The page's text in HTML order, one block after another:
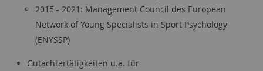
2015 - 2021: Management Council des European
Network of Young Specialists in Sport Psychology
(ENYSSP)
Gutachtertätigkeiten u.a. für